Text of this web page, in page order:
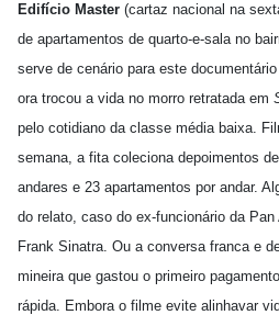
Edifício Master (cartaz nacional na
de apartamentos de quarto-e-sala no
serve de cenário para este
ora trocou a vida no morro retratada em
pelo cotidiano da classe média baixa.
semana, a fita coleciona depoimentos
andares e 23 apartamentos por andar.
do relato, caso do ex-funcionário da
Frank Sinatra. Ou a conversa franca e
mineira que gastou o primeiro
rápida. Embora o filme evite alinhavar